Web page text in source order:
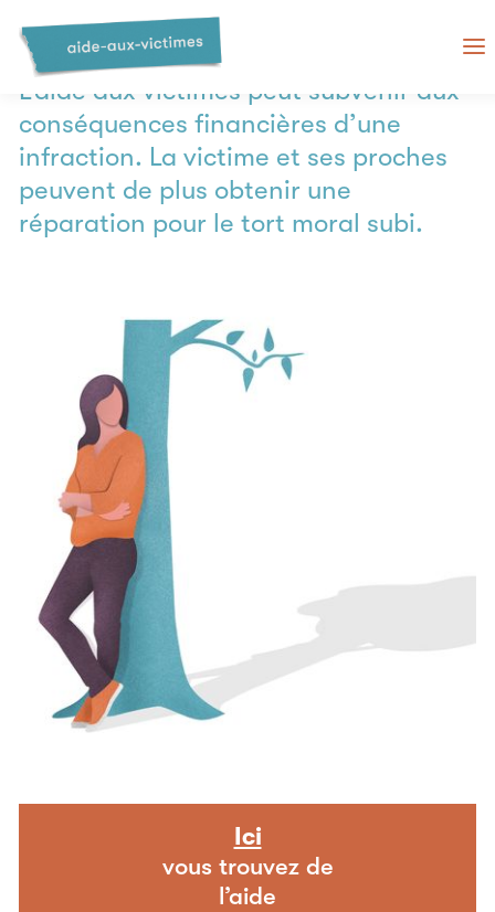
Aide financière
L’aide aux victimes peut subvenir aux
conséquences financières d’une
infraction. La victime et ses proches
peuvent de plus obtenir une
réparation pour le tort moral subi.
Ici
vous trouvez de
l’aide